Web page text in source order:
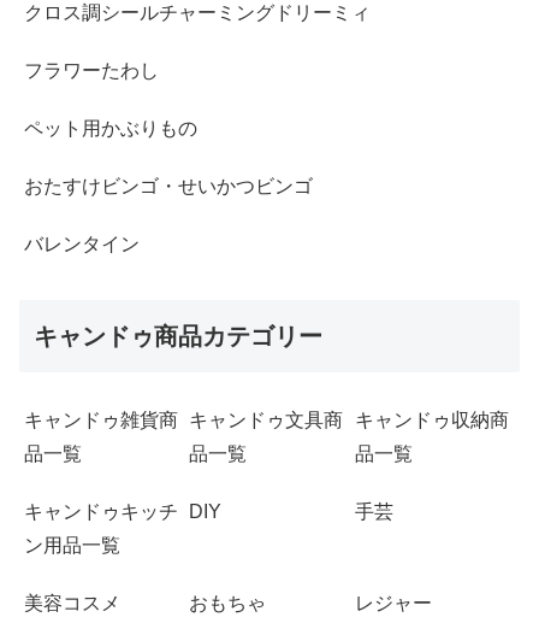
クロス調シールチャーミングドリーミィ
フラワーたわし
ペット用かぶりもの
おたすけビンゴ・せいかつビンゴ
バレンタイン
キャンドゥ商品カテゴリー
キャンドゥ雑貨商
品一覧
キャンドゥ文具商
品一覧
キャンドゥ収納商
品一覧
キャンドゥキッチ
ン用品一覧
DIY 手芸
美容コスメ おもちゃ レジャー